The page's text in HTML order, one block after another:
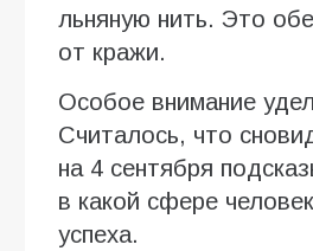
льняную нить. Это
от кражи.
Особое внимание
Считалось, что
на 4 сентября
в какой сфере
успеха.